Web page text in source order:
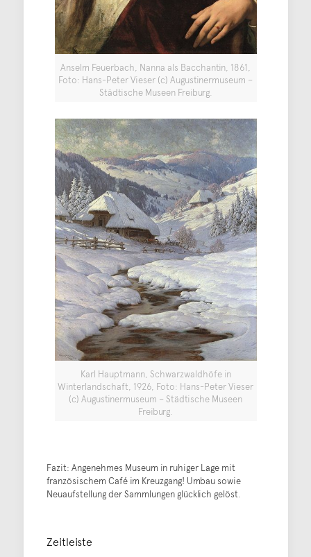
Anselm Feuerbach, Nanna als Bacchantin, 1861,
Foto: Hans-Peter Vieser (c) Augustinermuseum –
Städtische Museen Freiburg.
Karl Hauptmann, Schwarzwaldhöfe in
Winterlandschaft, 1926, Foto: Hans-Peter Vieser
(c) Augustinermuseum – Städtische Museen
Freiburg.
Fazit: Angenehmes Museum in ruhiger Lage mit
französischem Café im Kreuzgang! Umbau sowie
Neuaufstellung der Sammlungen glücklich gelöst.
Zeitleiste